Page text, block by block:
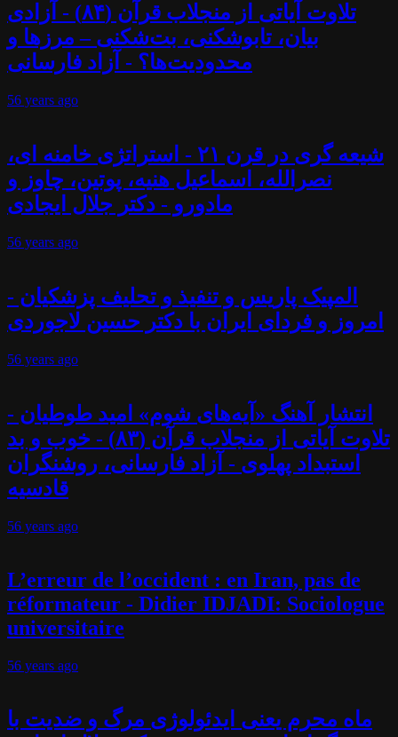
تلاوت آیاتی از منجلاب قرآن (۸۴) - آزادی
بیان، تابوشکنی، بت‌شکنی – مرزها و
محدودیت‌ها؟ - آزاد فارسانی
56 years ago
شیعه گری در قرن ۲۱ - استراتژی خامنه ای،
نصرالله، اسماعیل هنیه، پوتین، چاوز و
مادورو - دکتر جلال ایجادی
56 years ago
المپیک پاریس و تنفیذ و تحلیف پزشکیان -
امروز و فردای ایران با دکتر حسین لاجوردی
56 years ago
انتشار آهنگ «آیه‌های شوم» امید طوطیان -
تلاوت آیاتی از منجلاب قرآن (۸۳) - خوب و بد
استبداد پهلوی - آزاد فارسانی، روشنگران
قادسیه
56 years ago
L’erreur de l’occident : en Iran, pas de
réformateur - Didier IDJADI: Sociologue
universitaire
56 years ago
ماه محرم یعنی ایدئولوژی مرگ و ضدیت با